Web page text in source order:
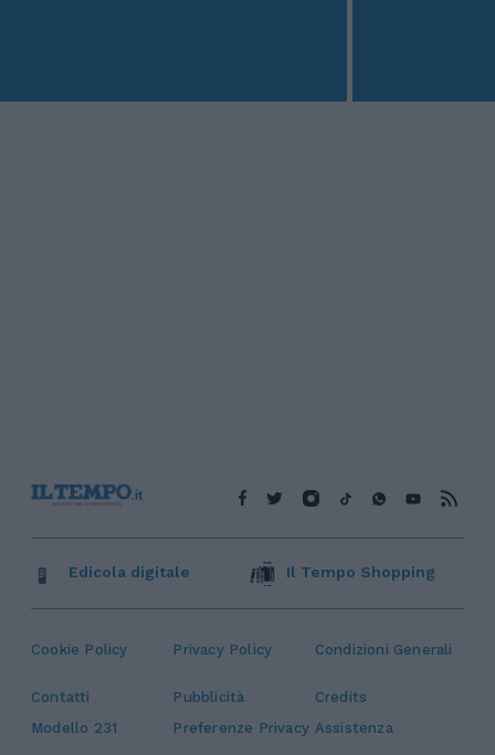
Cookie Policy Privacy Policy Condizioni Generali
Contatti Pubblicità
Credits
Modello 231
Preferenze Privacy Assistenza
Edicola digitale Il Tempo Shopping